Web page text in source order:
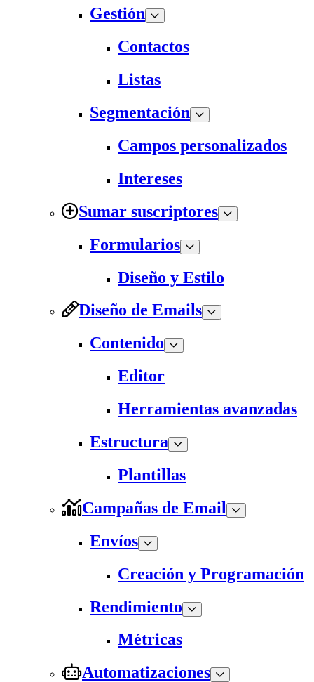
Gestión
Contactos
Listas
Segmentación
Campos personalizados
Intereses
Sumar suscriptores
Formularios
Diseño y Estilo
Diseño de Emails
Contenido
Editor
Herramientas avanzadas
Estructura
Plantillas
Campañas de Email
Envíos
Creación y Programación
Rendimiento
Métricas
Automatizaciones